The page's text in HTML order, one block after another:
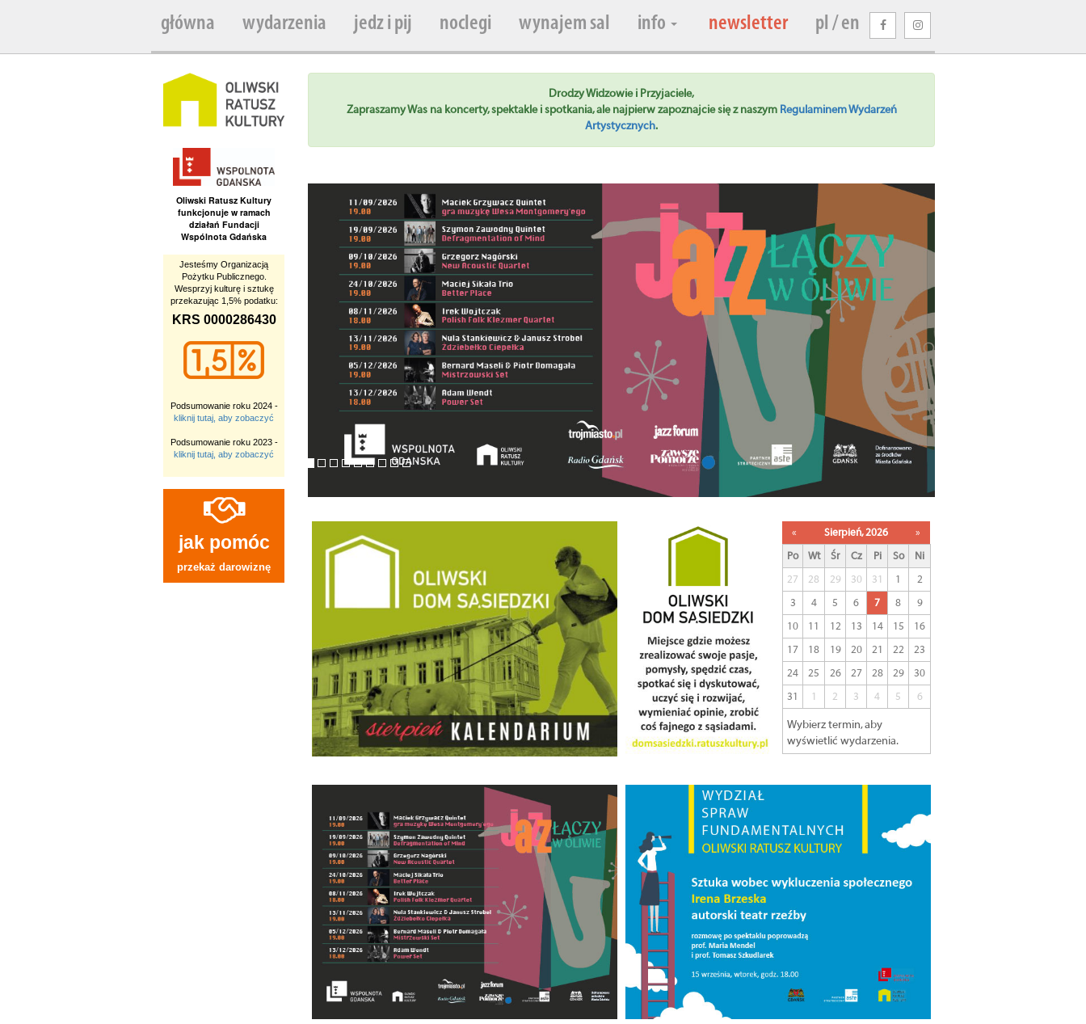
główna wydarzenia jedz i pij noclegi wynajem sal info newsletter pl / en
Oliwski Ratusz Kultury
funkcjonuje w ramach
działań Fundacji
Wspólnota Gdańska
Jesteśmy Organizacją
Pożytku Publicznego.
Wesprzyj kulturę i sztukę
przekazując 1,5% podatku:
KRS 0000286430
Podsumowanie roku 2024 -
kliknij tutaj, aby zobaczyć
Podsumowanie roku 2023 -
kliknij tutaj, aby zobaczyć
jak pomóc
przekaż darowiznę
Drodzy Widzowie i Przyjaciele,
Zapraszamy Was na koncerty, spektakle i spotkania, ale najpierw zapoznajcie się z naszym Regulaminem Wydarzeń
Artystycznych.
« Sierpień, 2026
»
Po
Wt Śr Cz Pi So
Ni
27
28 29 30 31 1
2
3
4 5 6 7 8
9
10
11 12 13 14 15
16
17
18 19 20 21 22
23
24
25 26 27 28 29
30
31
1 2 3 4 5 6
Wybierz termin, aby
wyświetlić wydarzenia.